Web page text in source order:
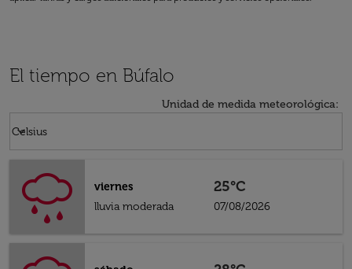
El tiempo en Búfalo
Unidad de medida meteorológica:
Celsius
keyboard_arrow_down
viernes
lluvia moderada
25°C
07/08/2026